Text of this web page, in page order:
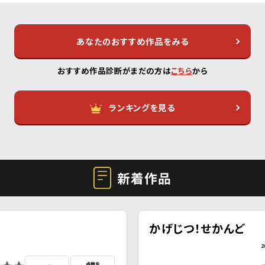
あなたのおすすめ作品をみる
おすすめ作品診断がまだの方はこちらから
ランキングを見る
新着作品
かげじつ！せかんど